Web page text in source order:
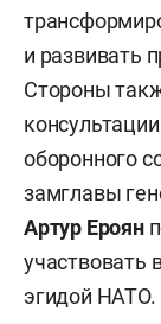
и развивать
Стороны
оборонного
замглавы
Артур Ероян
участвовать
эгидой НАТО.